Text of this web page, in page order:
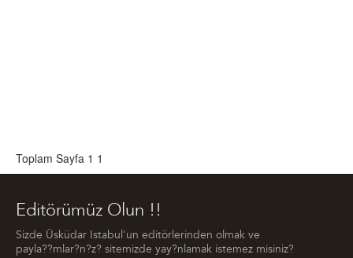
Toplam Sayfa 1 1
Editörümüz Olun !!
Sizde Üsküdar Istabul'un editörlerinden olmak ve
payla??mlar?n?z? sitemizde yay?nlamak istemez misiniz?